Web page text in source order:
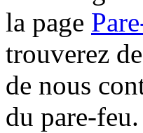
la page
trouverez
de nous
du pare-feu.